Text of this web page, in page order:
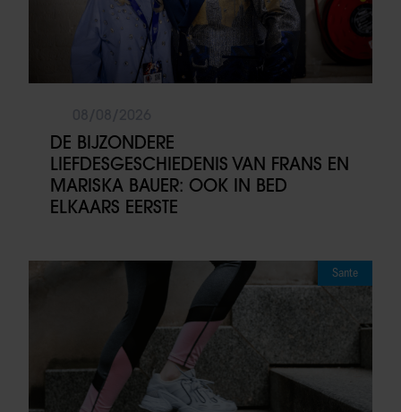
DE BIJZONDERE
LIEFDESGESCHIEDENIS VAN FRANS EN
MARISKA BAUER: OOK IN BED
ELKAARS EERSTE
Sante